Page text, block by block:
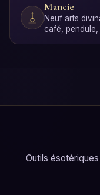
Mancie
Neuf arts
café,
Outils